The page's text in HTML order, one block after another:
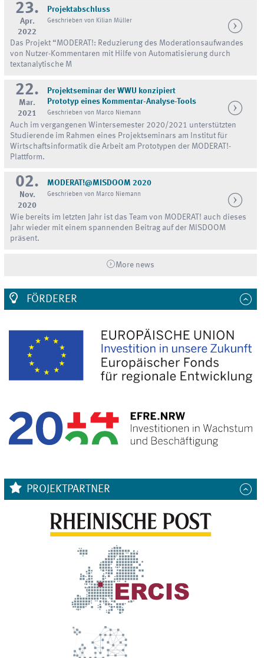
23.
Apr.
2022
Projektabschluss
Geschrieben von Kilian Müller
Das Projekt “MODERAT!: Reduzierung des Moderationsaufwandes
von Nutzer-Kommentaren mit Hilfe von Automatisierung durch
textanalytische M
22.
Mar.
2021
Projektseminar der WWU konzipiert
Prototyp eines Kommentar-Analyse-Tools
Geschrieben von Marco Niemann
Auch im vergangenen Wintersemester 2020/2021 unterstützten
Studierende im Rahmen eines Projektseminars am Institut für
Wirtschaftsinformatik die Arbeit am Prototypen der MODERAT!-
Plattform.
02.
Nov.
2020
MODERAT!@MISDOOM 2020
Geschrieben von Marco Niemann
Wie bereits im letzten Jahr ist das Team von MODERAT! auch dieses
Jahr wieder mit einem spannenden Beitrag auf der MISDOOM
präsent.
More news
FÖRDERER
PROJEKTPARTNER